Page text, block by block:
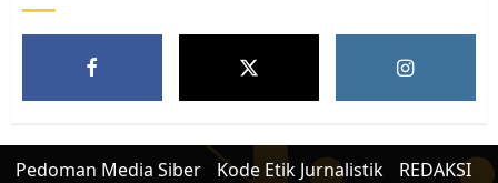
Pedoman Media Siber Kode Etik Jurnalistik REDAKSI